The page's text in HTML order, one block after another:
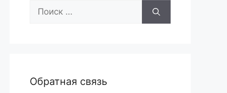
Поиск:
Обратная связь